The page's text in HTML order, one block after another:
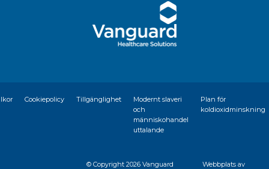
Cookiepolicy Tillgänglighet
Modernt slaveri
och
människohandel
uttalande
Plan för
koldioxidminskning
© Copyright 2026 Vanguard
Webbplats av